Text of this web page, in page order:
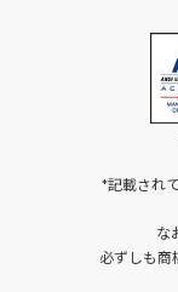
*記載され
な
必ずしも商